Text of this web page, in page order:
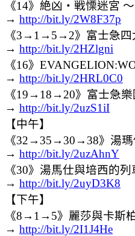
《14》絶凶・戦慄迷宮
→ http://bit.ly/2W8F37p
《3→1→5→2》富士急四
→ http://bit.ly/2HZlgni
《16》
→ http://bit.ly/2HRL0C0
《19→18→20》富士急
→ http://bit.ly/2uzS1iI
【中午】
《32→35→30→38》湯瑪
→ http://bit.ly/2uzAhnY
《30》湯馬仕與培西的
→ http://bit.ly/2uyD3K8
【下午】
《8→1→5》麗莎與卡斯
→ http://bit.ly/2I1J4He